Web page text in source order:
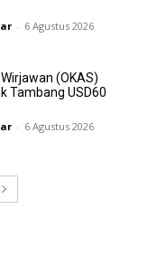
- 6 Agustus 2026
(OKAS)
Tambang USD60
- 6 Agustus 2026